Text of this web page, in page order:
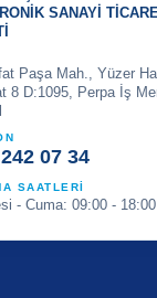
SANAYİ
Paşa Mah., Yüzer
8 D:1095, Perpa İş
07 34
SAATLERİ
- Cuma: 09:00 - 18:00